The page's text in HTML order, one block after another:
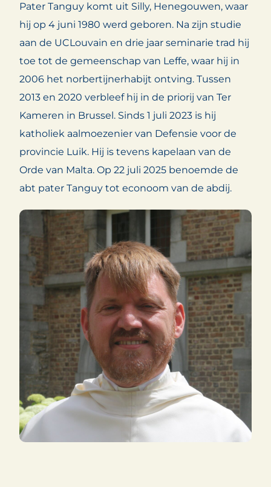
Pater Tanguy komt uit Silly, Henegouwen, waar
hij op 4 juni 1980 werd geboren. Na zijn studie
aan de UCLouvain en drie jaar seminarie trad hij
toe tot de gemeenschap van Leffe, waar hij in
2006 het norbertijnerhabijt ontving. Tussen
2013 en 2020 verbleef hij in de priorij van Ter
Kameren in Brussel. Sinds 1 juli 2023 is hij
katholiek aalmoezenier van Defensie voor de
provincie Luik. Hij is tevens kapelaan van de
Orde van Malta. Op 22 juli 2025 benoemde de
abt pater Tanguy tot econoom van de abdij.